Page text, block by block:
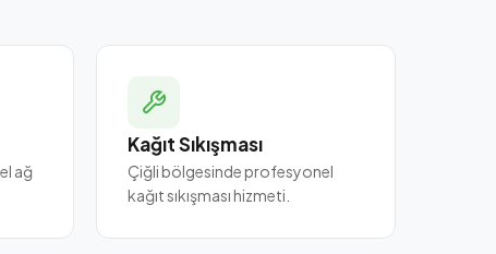
ağ
Kağıt Sıkışması
Çiğli bölgesinde profesyonel
kağıt sıkışması hizmeti.